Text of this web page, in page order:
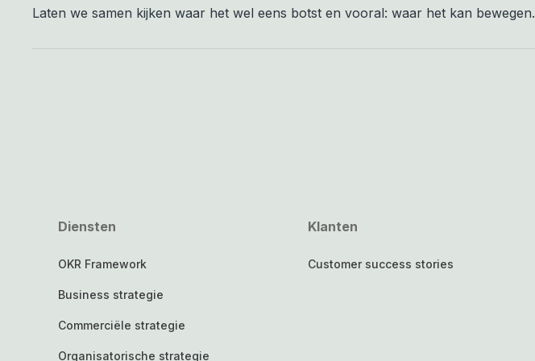
Laten we samen kijken waar het wel eens botst en vooral: waar het kan bewegen.
Diensten
OKR Framework
Business strategie
Commerciële strategie
Organisatorische strategie
Klanten
Customer success stories